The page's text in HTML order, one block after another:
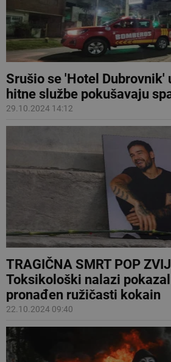
Srušio se 'Hotel Dubrovnik'
hitne službe pokušavaju
29.10.2024 14:12
TRAGIČNA SMRT POP
Toksikološki nalazi
pronađen ružičasti kokain
22.10.2024 09:40